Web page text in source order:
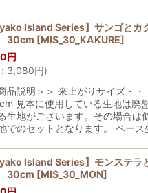
Island Series】サンゴとカ
30cm [MIS_30_KAKURE]
円
: 3,080円)
品説明＞＞ 来上がりサイズ・
見本に使用している生地は廃
生地がございます。その場合は
でのセットとなります。 ベー
Island Series】モンステラ
30cm [MIS_30_MON]